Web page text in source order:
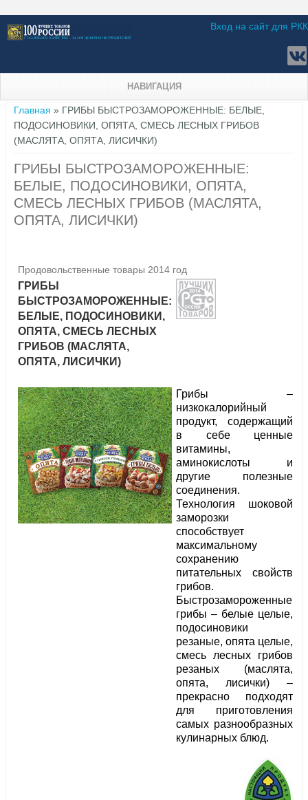
Вход на сайт для РКК
НАВИГАЦИЯ
Вы здесь
Главная » ГРИБЫ БЫСТРОЗАМОРОЖЕННЫЕ: БЕЛЫЕ,
ПОДОСИНОВИКИ, ОПЯТА, СМЕСЬ ЛЕСНЫХ ГРИБОВ
(МАСЛЯТА, ОПЯТА, ЛИСИЧКИ)
ГРИБЫ БЫСТРОЗАМОРОЖЕННЫЕ:
БЕЛЫЕ, ПОДОСИНОВИКИ, ОПЯТА,
СМЕСЬ ЛЕСНЫХ ГРИБОВ (МАСЛЯТА,
ОПЯТА, ЛИСИЧКИ)
Продовольственные товары 2014 год
ГРИБЫ
БЫСТРОЗАМОРОЖЕННЫЕ:
БЕЛЫЕ, ПОДОСИНОВИКИ,
ОПЯТА, СМЕСЬ ЛЕСНЫХ
ГРИБОВ (МАСЛЯТА,
ОПЯТА, ЛИСИЧКИ)
Грибы –
низкокалорийный
продукт, содержащий
в себе ценные
витамины,
аминокислоты и
другие полезные
соединения.
Технология шоковой
заморозки
способствует
максимальному
сохранению
питательных свойств
грибов.
Быстрозамороженные
грибы – белые целые,
подосиновики
резаные, опята целые,
смесь лесных грибов
резаных (маслята,
опята, лисички) –
прекрасно подходят
для приготовления
самых разнообразных
кулинарных блюд.